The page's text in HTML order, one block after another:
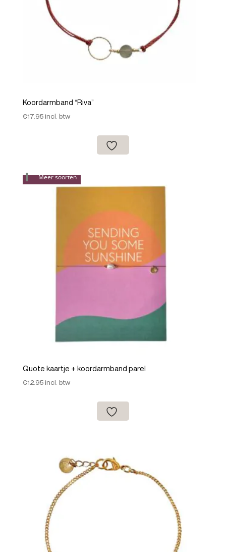
Koordarmband “Riva”
€17.95incl. btw
Meer soorten
Quote kaartje + koordarmband parel
€12.95incl. btw